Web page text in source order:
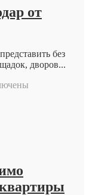
от
без
дворов...